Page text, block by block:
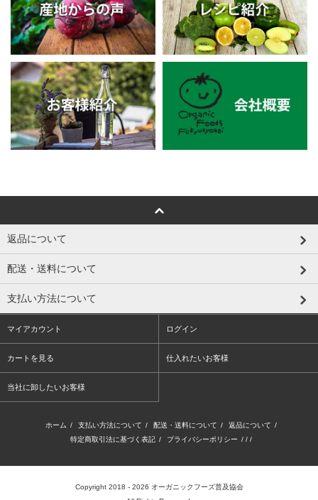
返品について
配送・送料について
支払い方法について
マイアカウント ログイン
カートを見る 仕入れたいお客様
当社に卸したいお客様
ホーム / 支払い方法について / 配送・送料について / 返品について /
特定商取引法に基づく表記 / プライバシーポリシー / / /
Copyright 2018 - 2026 オーガニックフーズ普及協会